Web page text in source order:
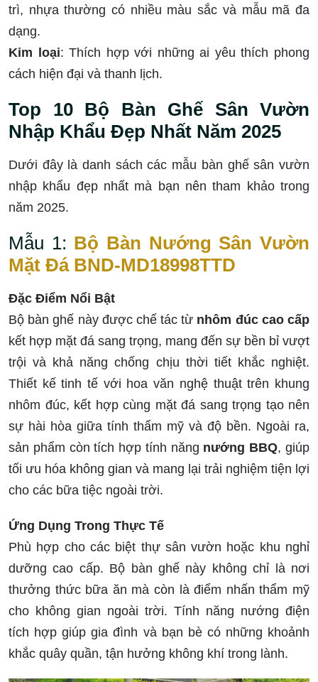
trì, nhựa thường có nhiều màu sắc và mẫu mã đa
dạng.
Kim loại: Thích hợp với những ai yêu thích phong
cách hiện đại và thanh lịch.
Top 10 Bộ Bàn Ghế Sân Vườn
Nhập Khẩu Đẹp Nhất Năm 2025
Dưới đây là danh sách các mẫu bàn ghế sân vườn
nhập khẩu đẹp nhất mà bạn nên tham khảo trong
năm 2025.
Mẫu 1: Bộ Bàn Nướng Sân Vườn
Mặt Đá BND-MD18998TTD
Đặc Điểm Nổi Bật
Bộ bàn ghế này được chế tác từ nhôm đúc cao cấp
kết hợp mặt đá sang trọng, mang đến sự bền bỉ vượt
trội và khả năng chống chịu thời tiết khắc nghiệt.
Thiết kế tinh tế với hoa văn nghệ thuật trên khung
nhôm đúc, kết hợp cùng mặt đá sang trọng tạo nên
sự hài hòa giữa tính thẩm mỹ và độ bền. Ngoài ra,
sản phẩm còn tích hợp tính năng nướng BBQ, giúp
tối ưu hóa không gian và mang lại trải nghiệm tiện lợi
cho các bữa tiệc ngoài trời.
Ứng Dụng Trong Thực Tế
Phù hợp cho các biệt thự sân vườn hoặc khu nghỉ
dưỡng cao cấp. Bộ bàn ghế này không chỉ là nơi
thưởng thức bữa ăn mà còn là điểm nhấn thẩm mỹ
cho không gian ngoài trời. Tính năng nướng điện
tích hợp giúp gia đình và bạn bè có những khoảnh
khắc quây quần, tận hưởng không khí trong lành.